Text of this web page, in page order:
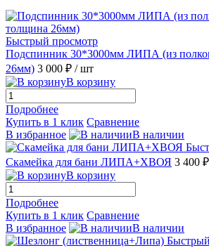
Быстрый просмотр
Подспинник 30*3000мм ЛИПА (из
26мм) 3 000 ₽ / шт
В корзину
Подробнее
Купить в 1 клик Сравнение
В избранное
В наличии
Скамейка для бани ЛИПА+ХВОЯ 3 400 ₽
В корзину
Подробнее
Купить в 1 клик Сравнение
В избранное
В наличии